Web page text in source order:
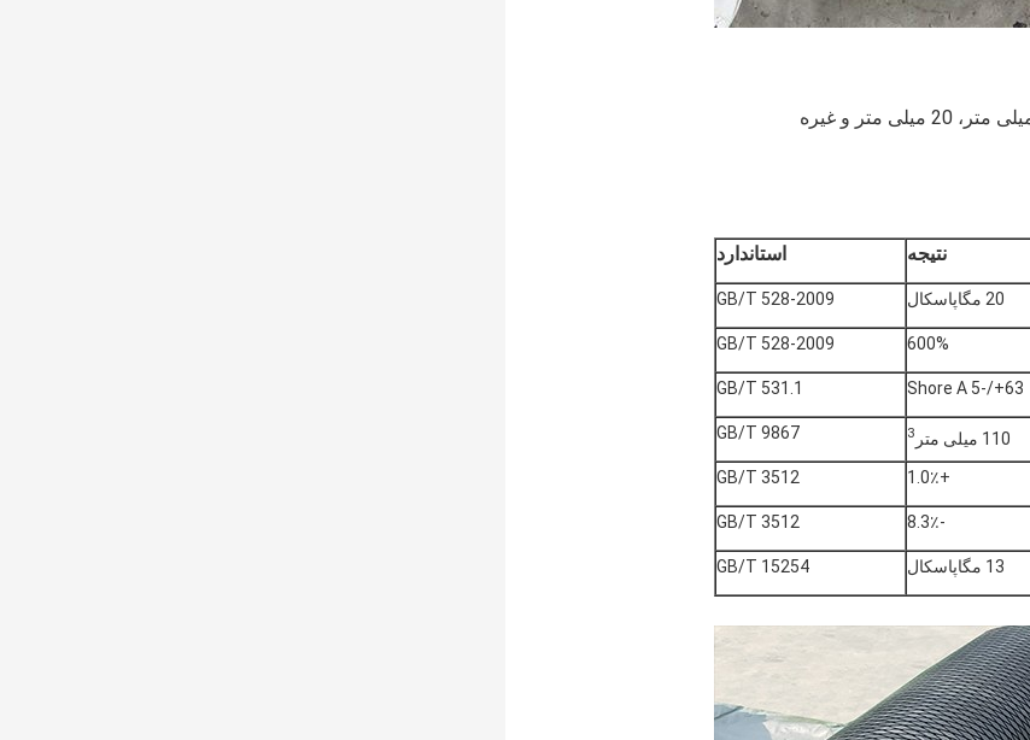
نتیجه استاندارد
20 مگاپاسکال GB/T 528-2009
600%
GB/T 528-2009
63+/-5 Shore A
GB/T 531.1
110 میلی متر 3
GB/T 9867
+1.0٪ GB/T 3512
-8.3٪ GB/T 3512
13 مگاپاسکال GB/T 15254